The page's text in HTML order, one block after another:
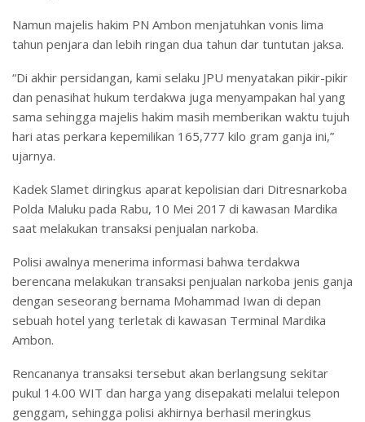
Namun majelis hakim PN Ambon menjatuhkan vonis lima
tahun penjara dan lebih ringan dua tahun dar tuntutan jaksa.
“Di akhir persidangan, kami selaku JPU menyatakan pikir-pikir
dan penasihat hukum terdakwa juga menyampakan hal yang
sama sehingga majelis hakim masih memberikan waktu tujuh
hari atas perkara kepemilikan 165,777 kilo gram ganja ini,”
ujarnya.
Kadek Slamet diringkus aparat kepolisian dari Ditresnarkoba
Polda Maluku pada Rabu, 10 Mei 2017 di kawasan Mardika
saat melakukan transaksi penjualan narkoba.
Polisi awalnya menerima informasi bahwa terdakwa
berencana melakukan transaksi penjualan narkoba jenis ganja
dengan seseorang bernama Mohammad Iwan di depan
sebuah hotel yang terletak di kawasan Terminal Mardika
Ambon.
Rencananya transaksi tersebut akan berlangsung sekitar
pukul 14.00 WIT dan harga yang disepakati melalui telepon
genggam, sehingga polisi akhirnya berhasil meringkus